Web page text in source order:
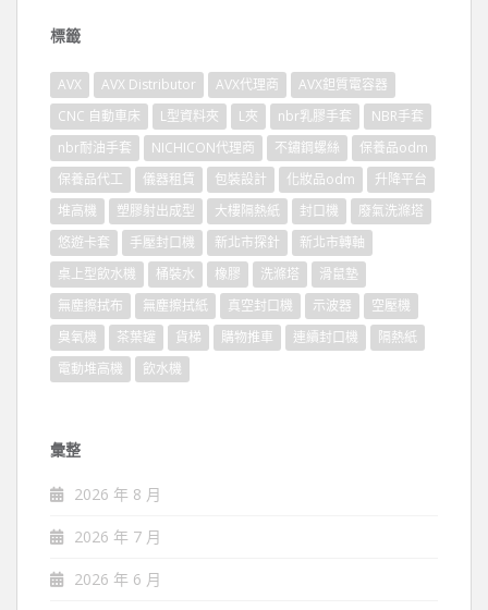
標籤
AVX AVX Distributor AVX代理商
AVX鉭質電容器
CNC 自動車床
L型資料夾 L夾 nbr乳膠手套
NBR手套
nbr耐油手套
NICHICON代理商 不鏽鋼螺絲
保養品odm
保養品代工
儀器租賃 包裝設計 化妝品odm
升降平台
堆高機
塑膠射出成型 大樓隔熱紙 封口機
廢氣洗滌塔
悠遊卡套
手壓封口機 新北市探針
新北市轉軸
桌上型飲水機
桶裝水 橡膠 洗滌塔
滑鼠墊
無塵擦拭布
無塵擦拭紙 真空封口機 示波器
空壓機
臭氧機
茶葉罐 貨梯 購物推車 連續封口機
隔熱紙
電動堆高機
飲水機
彙整
2026 年 8 月
2026 年 7 月
2026 年 6 月